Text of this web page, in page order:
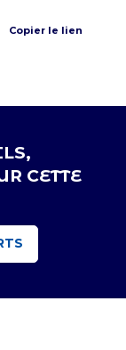
Copier le lien
CETTE